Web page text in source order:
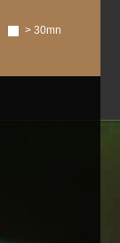
> 30mn